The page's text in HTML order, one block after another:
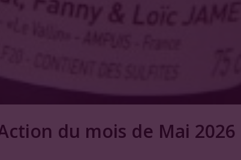
du mois de Mai 2026